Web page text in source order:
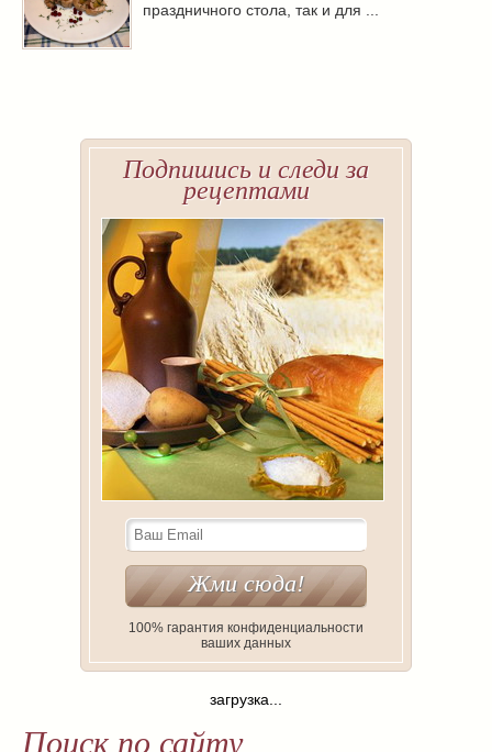
праздничного стола, так и для ...
Подпишись и следи за
рецептами
100% гарантия конфиденциальности
ваших данных
загрузка...
Поиск по сайту